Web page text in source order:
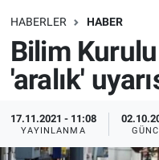
HABERLER HABER
Bilim
'aralık'
17.11.2021 - 11:08
YAYINLANMA
Bilim turu
Bilim ve Teknoloji
Doğa Konuşuyor
Dünya
Dünya
Teknoloji
Sağlık
Spor
Trafik Durumu
Süper Lig Puan
Tüm Manşetler
Son Dakika